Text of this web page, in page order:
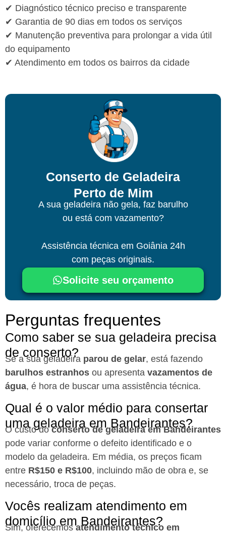
✔ Diagnóstico técnico preciso e transparente
✔ Garantia de 90 dias em todos os serviços
✔ Manutenção preventiva para prolongar a vida útil
do equipamento
✔ Atendimento em todos os bairros da cidade
Conserto de Geladeira
Perto de Mim
A sua geladeira não gela, faz barulho
ou está com vazamento?
Assistência técnica em Goiânia24h
com peças originais.
Solicite seu orçamento
Perguntas frequentes
Como saber se sua geladeira precisa
de conserto?
Se a sua geladeira parou de gelar, está fazendo
barulhos estranhos ou apresenta vazamentos de
água, é hora de buscar uma assistência técnica.
Qual é o valor médio para consertar
uma geladeira em Bandeirantes?
O custo doconserto de geladeira em Bandeirantes
pode variar conforme o defeito identificado e o
modelo da geladeira. Em média, os preços ficam
entre R$150 e R$100, incluindo mão de obra e, se
necessário, troca de peças.
Vocês realizam atendimento em
domicílio em Bandeirantes?
Sim, oferecemosatendimento técnico em